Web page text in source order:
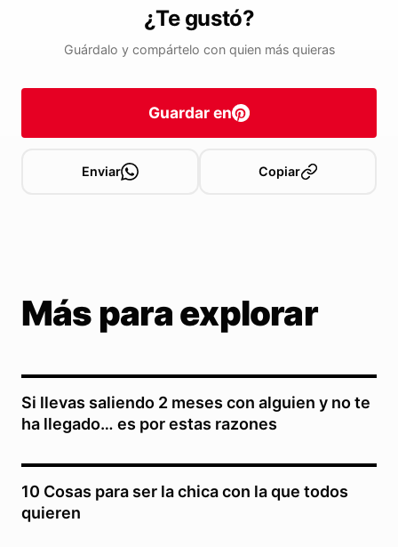
¿Te gustó?
Guárdalo y compártelo con quien más quieras
Guardar en
Enviar Copiar
Más para explorar
Si llevas saliendo 2 meses con alguien y no te
ha llegado… es por estas razones
10 Cosas para ser la chica con la que todos
quieren